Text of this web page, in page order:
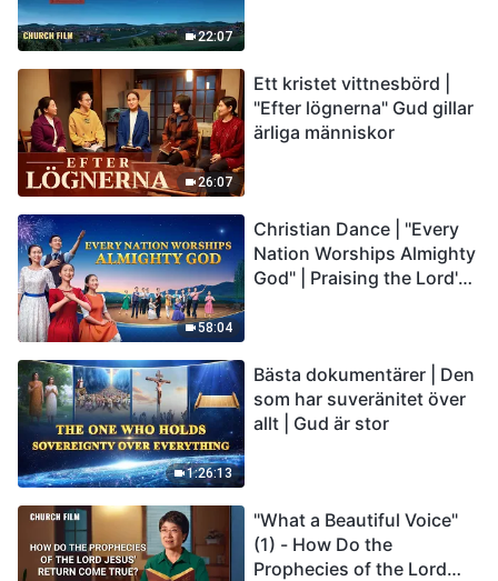
22:07
26:07
Ett kristet vittnesbörd |
"Efter lögnerna" Gud gillar
ärliga människor
58:04
Christian Dance | "Every
Nation Worships Almighty
God" | Praising the Lord's
1:26:13
Bästa dokumentärer | Den
som har suveränitet över
allt | Gud är stor
"What a Beautiful Voice"
(1) - How Do the
Prophecies of the Lord